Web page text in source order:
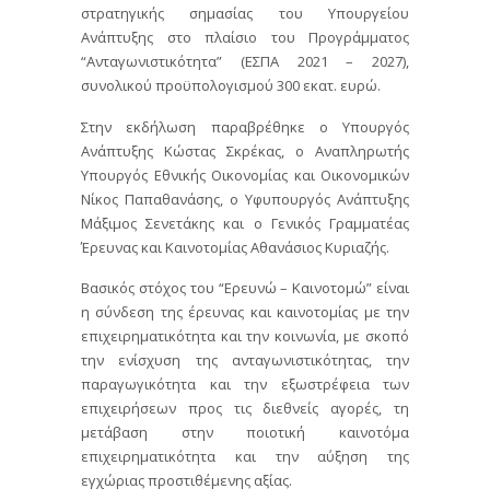
στρατηγικής σημασίας του Υπουργείου
Ανάπτυξης στο πλαίσιο του Προγράμματος
“Ανταγωνιστικότητα” (ΕΣΠΑ 2021 – 2027),
συνολικού προϋπολογισμού 300 εκατ. ευρώ.
Στην εκδήλωση παραβρέθηκε ο Υπουργός
Ανάπτυξης Κώστας Σκρέκας, ο Αναπληρωτής
Υπουργός Εθνικής Οικονομίας και Οικονομικών
Νίκος Παπαθανάσης, ο Υφυπουργός Ανάπτυξης
Μάξιμος Σενετάκης και ο Γενικός Γραμματέας
Έρευνας και Καινοτομίας Αθανάσιος Κυριαζής.
Βασικός στόχος του “Ερευνώ – Καινοτομώ” είναι
η σύνδεση της έρευνας και καινοτομίας με την
επιχειρηματικότητα και την κοινωνία, με σκοπό
την ενίσχυση της ανταγωνιστικότητας, την
παραγωγικότητα και την εξωστρέφεια των
επιχειρήσεων προς τις διεθνείς αγορές, τη
μετάβαση στην ποιοτική καινοτόμα
επιχειρηματικότητα και την αύξηση της
εγχώριας προστιθέμενης αξίας.